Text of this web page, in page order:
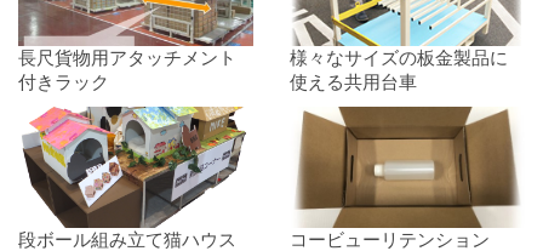
長尺貨物用アタッチメント
付きラック
様々なサイズの板金製品に
使える共用台車
段ボール組み立て猫ハウス
コービューリテンション